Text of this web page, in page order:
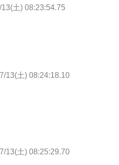
土) 08:23:54.75
13(土) 08:24:18.10
13(土) 08:25:29.70